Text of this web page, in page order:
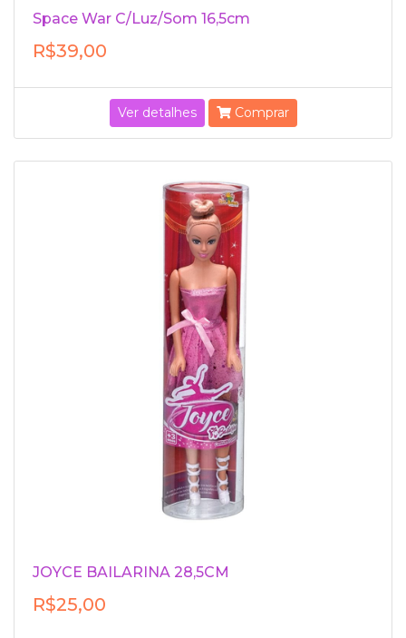
Space War C/Luz/Som 16,5cm
R$39,00
Ver detalhes Comprar
JOYCE BAILARINA 28,5CM
R$25,00